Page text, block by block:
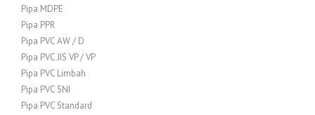
Pipa MDPE
Pipa PPR
Pipa PVC AW / D
Pipa PVC JIS VP / VP
Pipa PVC Limbah
Pipa PVC SNI
Pipa PVC Standard